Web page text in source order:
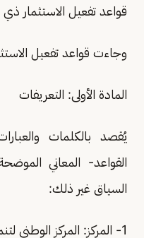
قواعد تفعيل الاستثمار ذي
وجاءت قواعد تفعيل
المادة الأولى: التعريفات
يُقصد بالكلمات
القواعد- المعاني
السياق غير ذلك:
1- المركز: المركز الوطني لتنمية القطاع غير الربحي.